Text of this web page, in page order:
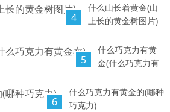
4
什么山长着黄金(山
上长的黄金树图片)
5
什么巧克力有黄
金(什么巧克力有
6
什么巧克力有黄金的(哪种
巧克力)